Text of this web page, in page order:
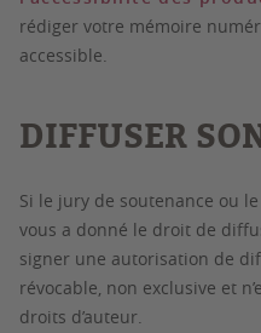
rédiger votre mémoire
accessible.
DIFFUSER
Si le jury de soutenance ou
vous a donné le droit de
signer une autorisation de
révocable, non exclusive et
droits d’auteur.